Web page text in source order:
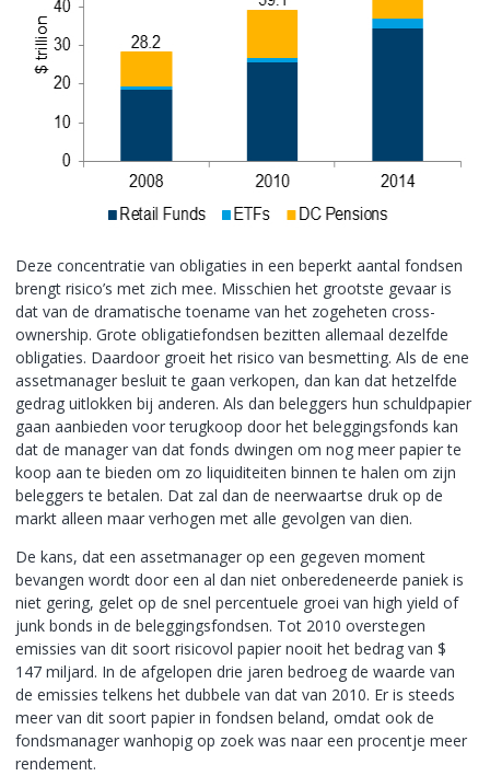
Deze concentratie van obligaties in een beperkt aantal fondsen
brengt risico’s met zich mee. Misschien het grootste gevaar is
dat van de dramatische toename van het zogeheten cross-
ownership. Grote obligatiefondsen bezitten allemaal dezelfde
obligaties. Daardoor groeit het risico van besmetting. Als de ene
assetmanager besluit te gaan verkopen, dan kan dat hetzelfde
gedrag uitlokken bij anderen. Als dan beleggers hun schuldpapier
gaan aanbieden voor terugkoop door het beleggingsfonds kan
dat de manager van dat fonds dwingen om nog meer papier te
koop aan te bieden om zo liquiditeiten binnen te halen om zijn
beleggers te betalen. Dat zal dan de neerwaartse druk op de
markt alleen maar verhogen met alle gevolgen van dien.
De kans, dat een assetmanager op een gegeven moment
bevangen wordt door een al dan niet onberedeneerde paniek is
niet gering, gelet op de snel percentuele groei van high yield of
junk bonds in de beleggingsfondsen. Tot 2010 overstegen
emissies van dit soort risicovol papier nooit het bedrag van $
147 miljard. In de afgelopen drie jaren bedroeg de waarde van
de emissies telkens het dubbele van dat van 2010. Er is steeds
meer van dit soort papier in fondsen beland, omdat ook de
fondsmanager wanhopig op zoek was naar een procentje meer
rendement.